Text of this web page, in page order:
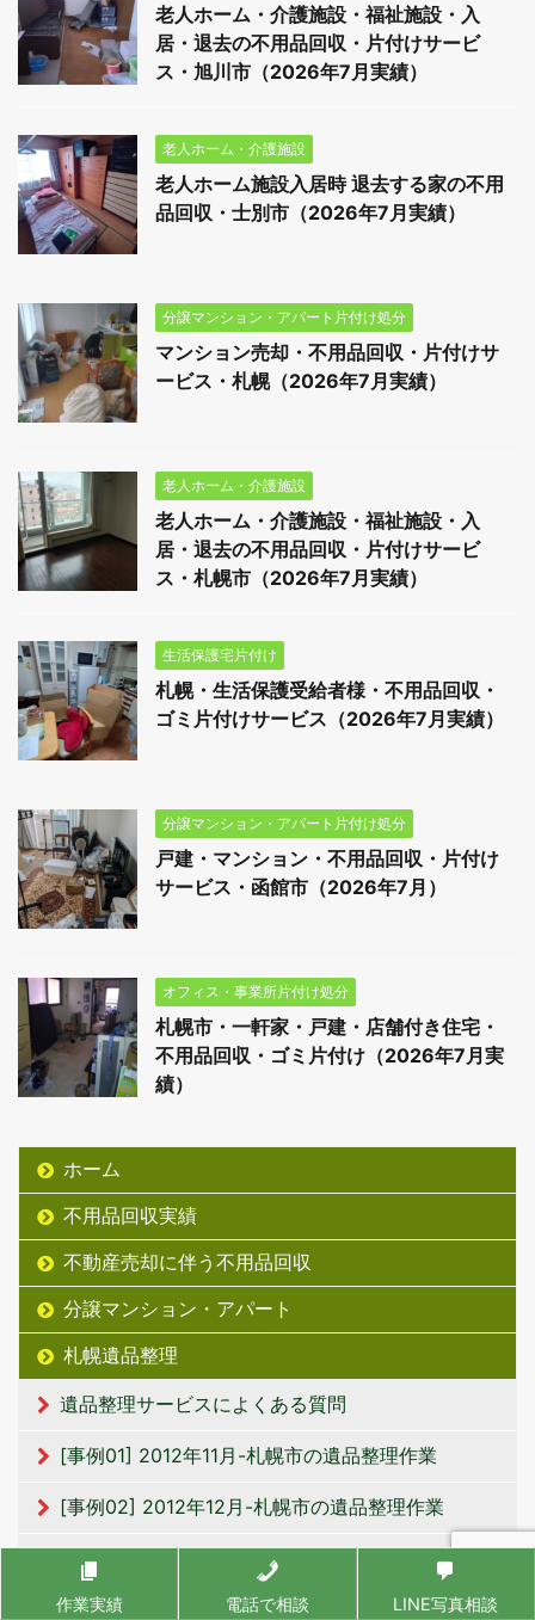
老人ホーム・介護施設・福祉施設・入
居・退去の不用品回収・片付けサービ
ス・旭川市（2026年7月実績）
老人ホーム・介護施設
老人ホーム施設入居時 退去する家の不用
品回収・士別市（2026年7月実績）
分譲マンション・アパート片付け処分
マンション売却・不用品回収・片付けサ
ービス・札幌（2026年7月実績）
老人ホーム・介護施設
老人ホーム・介護施設・福祉施設・入
居・退去の不用品回収・片付けサービ
ス・札幌市（2026年7月実績）
生活保護宅片付け
札幌・生活保護受給者様・不用品回収・
ゴミ片付けサービス（2026年7月実績）
分譲マンション・アパート片付け処分
戸建・マンション・不用品回収・片付け
サービス・函館市（2026年7月）
オフィス・事業所片付け処分
札幌市・一軒家・戸建・店舗付き住宅・
不用品回収・ゴミ片付け（2026年7月実
績）
ホーム
不用品回収実績
不動産売却に伴う不用品回収
分譲マンション・アパート
札幌遺品整理
遺品整理サービスによくある質問
[事例01] 2012年11月-札幌市の遺品整理作業
[事例02] 2012年12月-札幌市の遺品整理作業
[事例03] 2013年3月-札幌市の遺品整理作業
[事例04] 2013年8月-札幌市の遺品整理作業
作業実績 電話で相談 LINE写真相談